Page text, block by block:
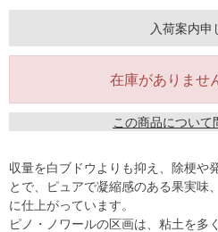
入荷案内申
在庫がありませ
この商品について
収量を白ブドウよりも抑え、除梗や
とで、ピュアで凝縮感のある果実味
に仕上がっています。
ピノ・ノワールの区画は、粘土を多